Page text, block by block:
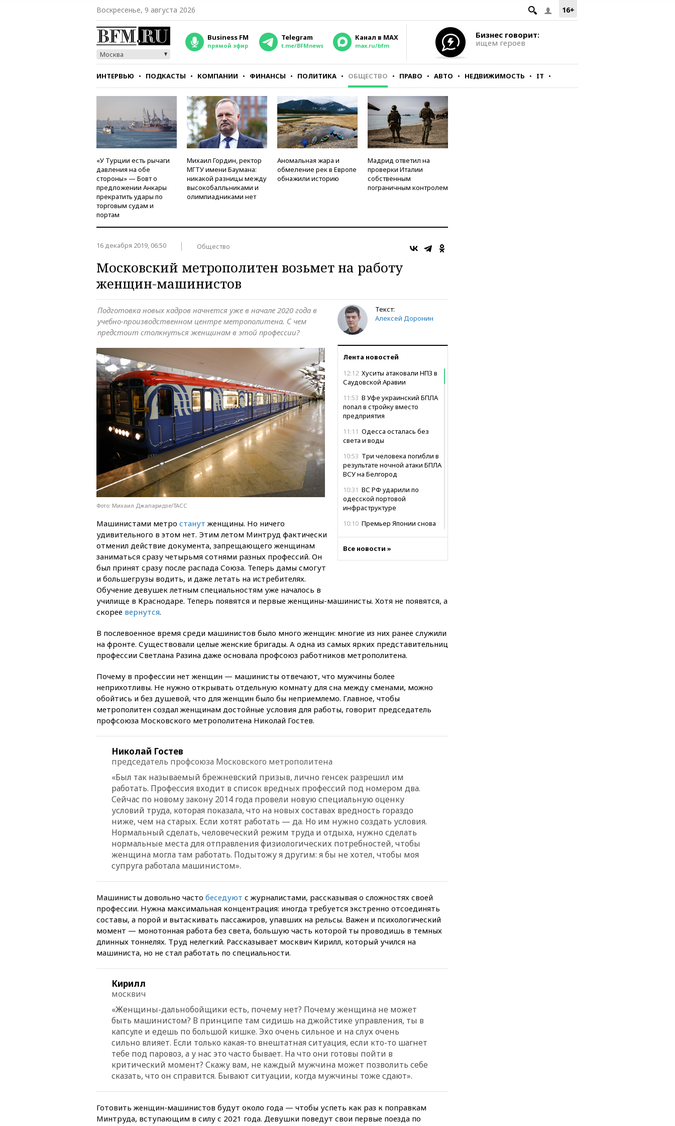
16+
Воскресенье, 9 августа 2026
Москва
Business FM
прямой эфир
Telegram
t.me/BFMnews
Канал в MAX
max.ru/bfm
Бизнес говорит:
ищем героев
ИНТЕРВЬЮ ПОДКАСТЫ КОМПАНИИ ФИНАНСЫ ПОЛИТИКА ОБЩЕСТВО ПРАВО АВТО НЕДВИЖИМОСТЬ IT
СТИЛЬ ТЕСТЫ
«У Турции есть рычаги
давления на обе
стороны» — Бовт о
предложении Анкары
прекратить удары по
торговым судам и
портам
Михаил Гордин, ректор
МГТУ имени Баумана:
никакой разницы между
высокобалльниками и
олимпиадниками нет
Аномальная жара и
обмеление рек в Европе
обнажили историю
Мадрид ответил на
проверки Италии
собственным
пограничным контролем
16 декабря 2019, 06:50 Общество
Московский метрополитен возьмет на работу
женщин-машинистов
Текст:
Алексей Доронин
Лента новостей
12:12 Хуситы атаковали НПЗ в
Саудовской Аравии
11:53 В Уфе украинский БПЛА
попал в стройку вместо
предприятия
11:11 Одесса осталась без
света и воды
10:53 Три человека погибли в
результате ночной атаки БПЛА
ВСУ на Белгород
10:31 ВС РФ ударили по
одесской портовой
инфраструктуре
10:10 Премьер Японии снова
08:50Состояние здоровья
07:40 OpenAI приостановила
выпуск модели Astra и-за
потенциальных рисков
обнаружили затонувшее
судно древнеримских времен
05:10«Одиссея» Нолана
собрала в мировом прокате
свыше $1 млрд
съедает несколько арбузов за
сезон
00:25В Красноярском крае
идут поиски семьи, пропавшей
во время сплава
вчера, 23:30Жителя Нижнего
Тагила арестовали за реакции
в Теlegram
снимет триллер для Netflix
вчера, 22:20Турция призвала
к мораторию на удары по
торговым судам в Черном
море
вчера, 21:43 Экс-
президентом республики
гражданства
вчера, 20:12 Минобороны
Болгарии: упавший в стране
беспилотник, скорее всего,
был украинским
Иран в атаке на судно
вчера, 18:56
«Газпром»: объем
газа в европейских подземных
Все новости »
Подготовка новых кадров начнется уже в начале 2020 года в
учебно-производственном центре метрополитена. С чем
предстоит столкнуться женщинам в этой профессии?
Фото: Михаил Джапаридзе/ТАСС
Машинистами метро станут женщины. Но ничего
удивительного в этом нет. Этим летом Минтруд фактически
отменил действие документа, запрещающего женщинам
заниматься сразу четырьмя сотнями разных профессий. Он
был принят сразу после распада Союза. Теперь дамы смогут
и большегрузы водить, и даже летать на истребителях.
Обучение девушек летным специальностям уже началось в
училище в Краснодаре. Теперь появятся и первые женщины-машинисты. Хотя не появятся, а
скорее вернутся.
В послевоенное время среди машинистов было много женщин: многие из них ранее служили
на фронте. Существовали целые женские бригады. А одна из самых ярких представительниц
профессии Светлана Разина даже основала профсоюз работников метрополитена.
Почему в профессии нет женщин — машинисты отвечают, что мужчины более
неприхотливы. Не нужно открывать отдельную комнату для сна между сменами, можно
обойтись и без душевой, что для женщин было бы неприемлемо. Главное, чтобы
метрополитен создал женщинам достойные условия для работы, говорит председатель
профсоюза Московского метрополитена Николай Гостев.
Николай Гостев
председатель профсоюза Московского метрополитена
«Был так называемый брежневский призыв, лично генсек разрешил им
работать. Профессия входит в список вредных профессий под номером два.
Сейчас по новому закону 2014 года провели новую специальную оценку
условий труда, которая показала, что на новых составах вредность гораздо
ниже, чем на старых. Если хотят работать — да. Но им нужно создать условия.
Нормальный сделать, человеческий режим труда и отдыха, нужно сделать
нормальные места для отправления физиологических потребностей, чтобы
женщина могла там работать. Подытожу я другим: я бы не хотел, чтобы моя
супруга работала машинистом».
Машинисты довольно часто беседуют с журналистами, рассказывая о сложностях своей
профессии. Нужна максимальная концентрация: иногда требуется экстренно отсоединять
составы, а порой и вытаскивать пассажиров, упавших на рельсы. Важен и психологический
момент — монотонная работа без света, большую часть которой ты проводишь в темных
длинных тоннелях. Труд нелегкий. Рассказывает москвич Кирилл, который учился на
машиниста, но не стал работать по специальности.
Кирилл
москвич
«Женщины-дальнобойщики есть, почему нет? Почему женщина не может
быть машинистом? В принципе там сидишь на джойстике управления, ты в
капсуле и едешь по большой кишке. Эхо очень сильное и на слух очень
сильно влияет. Если только какая-то внештатная ситуация, если кто-то шагнет
тебе под паровоз, а у нас это часто бывает. На что они готовы пойти в
критический момент? Скажу вам, не каждый мужчина может позволить себе
сказать, что он справится. Бывают ситуации, когда мужчины тоже сдают».
Готовить женщин-машинистов будут около года — чтобы успеть как раз к поправкам
Минтруда, вступающим в силу с 2021 года. Девушки поведут свои первые поезда по